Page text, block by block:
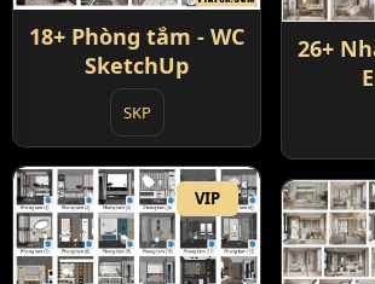
18+ Phòng tắm - WC
SketchUp
SKP
26+
VIP